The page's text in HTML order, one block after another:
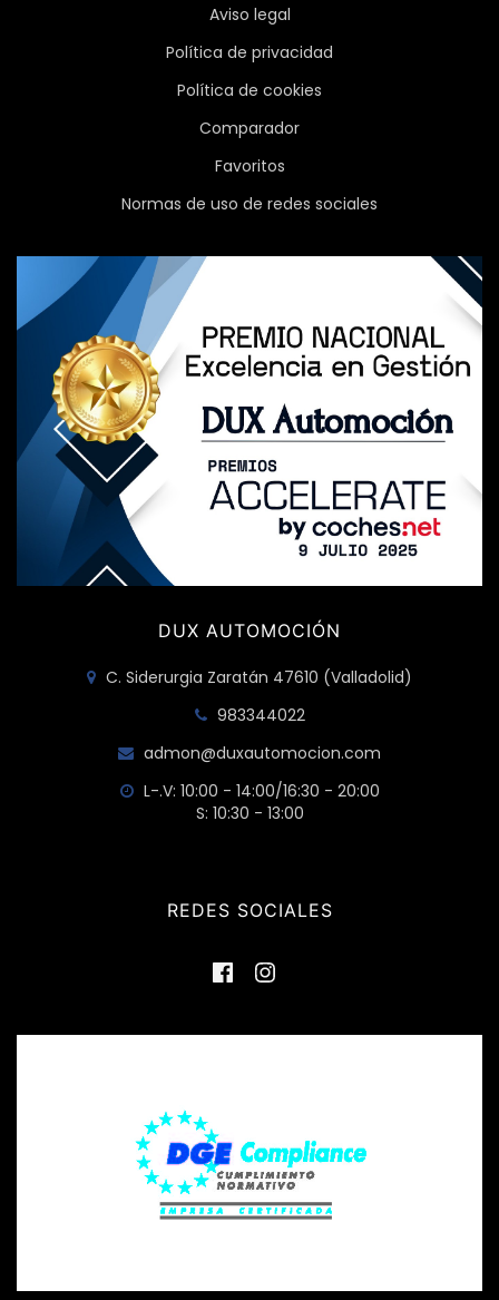
Aviso legal
Política de privacidad
Política de cookies
Comparador
Favoritos
Normas de uso de redes sociales
DUX AUTOMOCIÓN
C. Siderurgia Zaratán 47610 (Valladolid)
983344022
admon@duxautomocion.com
L-.V: 10:00 - 14:00/16:30 - 20:00
S: 10:30 - 13:00
REDES SOCIALES